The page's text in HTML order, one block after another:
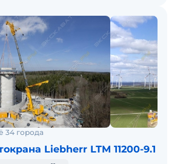
34 города
Liebherr LTM 11200-9.1